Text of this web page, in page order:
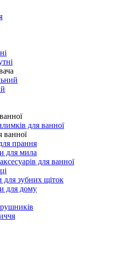
для ванної
ванної
прання
для мила
для ванної
для зубних щіток
для дому